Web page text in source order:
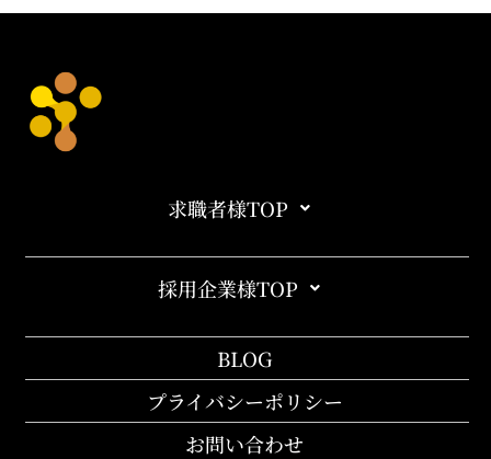
求職者様TOP
採用企業様TOP
BLOG
プライバシーポリシー
お問い合わせ